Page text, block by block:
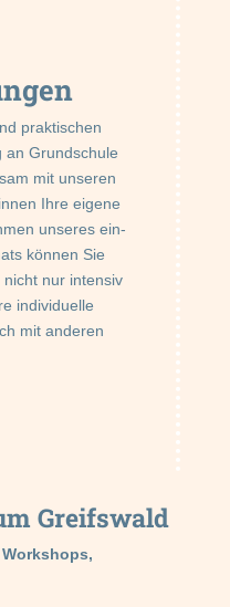
praktischen
an Grundschule
mit unseren
Ihre eigene
unseres ein-
können Sie
nur intensiv
individuelle
mit anderen
Greifswald